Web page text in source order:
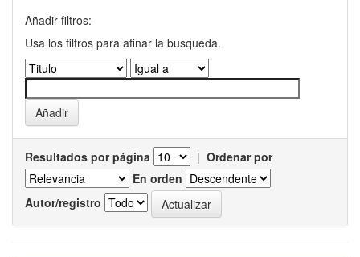
Añadir filtros:
Usa los filtros para afinar la busqueda.
Resultados por página | Ordenar por
En orden
Autor/registro